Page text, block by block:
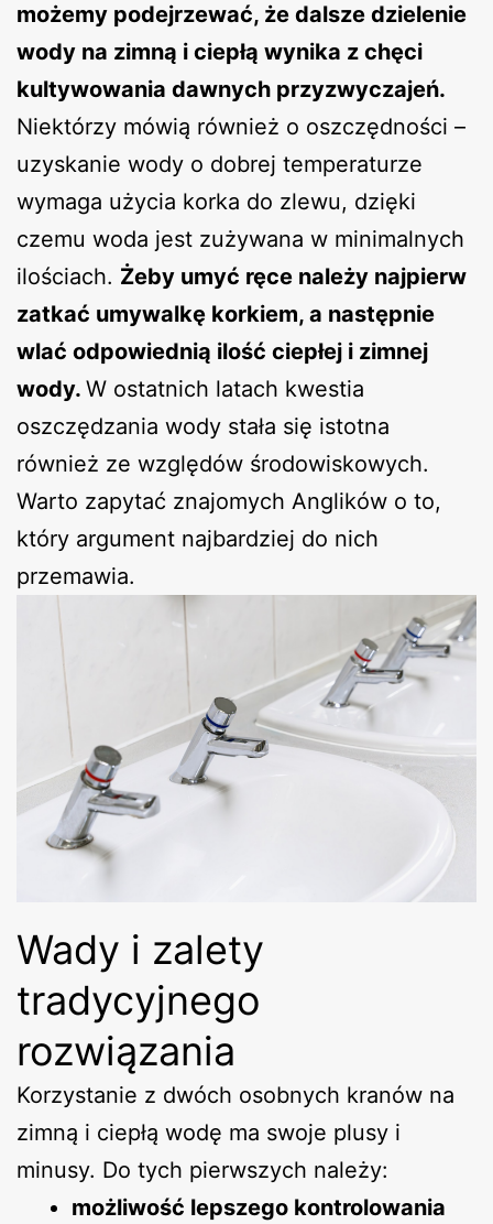
możemy podejrzewać, że dalsze dzielenie
wody na zimną i ciepłą wynika z chęci
kultywowania dawnych przyzwyczajeń.
Niektórzy mówią również o oszczędności –
uzyskanie wody o dobrej temperaturze
wymaga użycia korka do zlewu, dzięki
czemu woda jest zużywana w minimalnych
ilościach. Żeby umyć ręce należy najpierw
zatkać umywalkę korkiem, a następnie
wlać odpowiednią ilość ciepłej i zimnej
wody. W ostatnich latach kwestia
oszczędzania wody stała się istotna
również ze względów środowiskowych.
Warto zapytać znajomych Anglików o to,
który argument najbardziej do nich
przemawia.
Wady i zalety
tradycyjnego
rozwiązania
Korzystanie z dwóch osobnych kranów na
zimną i ciepłą wodę ma swoje plusy i
minusy. Do tych pierwszych należy:
możliwość lepszego kontrolowania